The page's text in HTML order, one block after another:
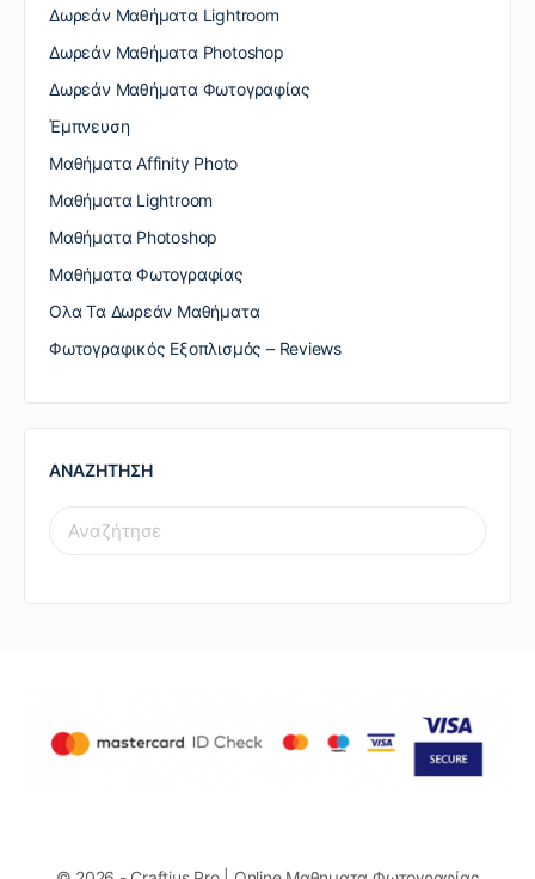
Δωρεάν Μαθήματα Lightroom
Δωρεάν Μαθήματα Photoshop
Δωρεάν Μαθήματα Φωτογραφίας
Έμπνευση
Μαθήματα Affinity Photo
Μαθήματα Lightroom
Μαθήματα Photoshop
Μαθήματα Φωτογραφίας
Ολα Τα Δωρεάν Μαθήματα
Φωτογραφικός Εξοπλισμός – Reviews
ΑΝΑΖΗΤΗΣΗ
SEARCH
FOR: